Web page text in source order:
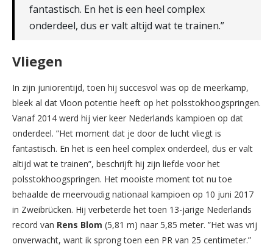
fantastisch. En het is een heel complex
onderdeel, dus er valt altijd wat te trainen.”
Vliegen
In zijn juniorentijd, toen hij succesvol was op de meerkamp,
bleek al dat Vloon potentie heeft op het polsstokhoogspringen.
Vanaf 2014 werd hij vier keer Nederlands kampioen op dat
onderdeel. ”Het moment dat je door de lucht vliegt is
fantastisch. En het is een heel complex onderdeel, dus er valt
altijd wat te trainen”, beschrijft hij zijn liefde voor het
polsstokhoogspringen. Het mooiste moment tot nu toe
behaalde de meervoudig nationaal kampioen op 10 juni 2017
in Zweibrücken. Hij verbeterde het toen 13-jarige Nederlands
record van Rens Blom (5,81 m) naar 5,85 meter. ”Het was vrij
onverwacht, want ik sprong toen een PR van 25 centimeter.”